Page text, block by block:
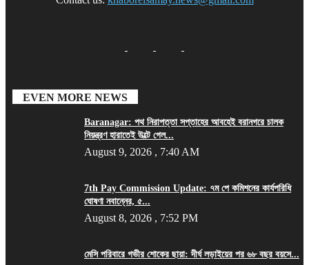
EVEN MORE NEWS
Baranagar: পথ নিরাপত্তা সপ্তাহের আবহেই বরানগরে চালক
নিয়ন্ত্রণ হারাতেই উল্টে গেল...
August 9, 2026 , 7:40 AM
7th Pay Commission Update: ৭ম পে কমিশনের কার্যপরিধি
ঘোষণা নবান্নের, ৫...
August 8, 2026 , 7:52 PM
মেসি পরিবারে গভীর শোকের ছায়া: দীর্ঘ লড়াইয়ের পর ৬৮ বছর বয়সে...